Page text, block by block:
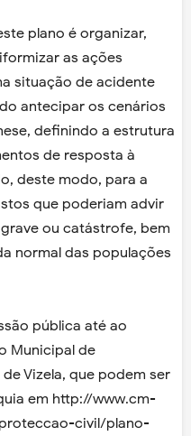
plano é organizar,
as ações
situação de acidente
antecipar os cenários
definindo a estrutura
de resposta à
deste modo, para a
que poderiam advir
ou catástrofe, bem
normal das populações
pública até ao
Municipal de
Vizela, que podem ser
em http://www.cm-
civil/plano-